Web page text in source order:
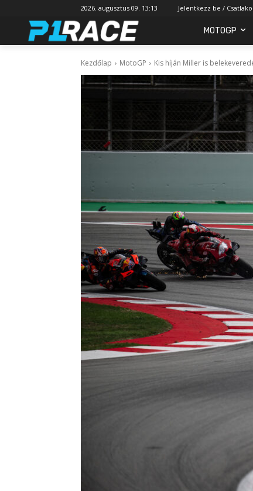
2026. augusztus 09. 13:13 Jelentkezz be /
MOTOGP
Kezdőlap MotoGP Kis híján Miller is